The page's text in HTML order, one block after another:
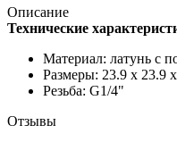
Описание
Технические
Материал: латунь с
Размеры: 23.9 х 23.9
Резьба: G1/4"
Отзывы